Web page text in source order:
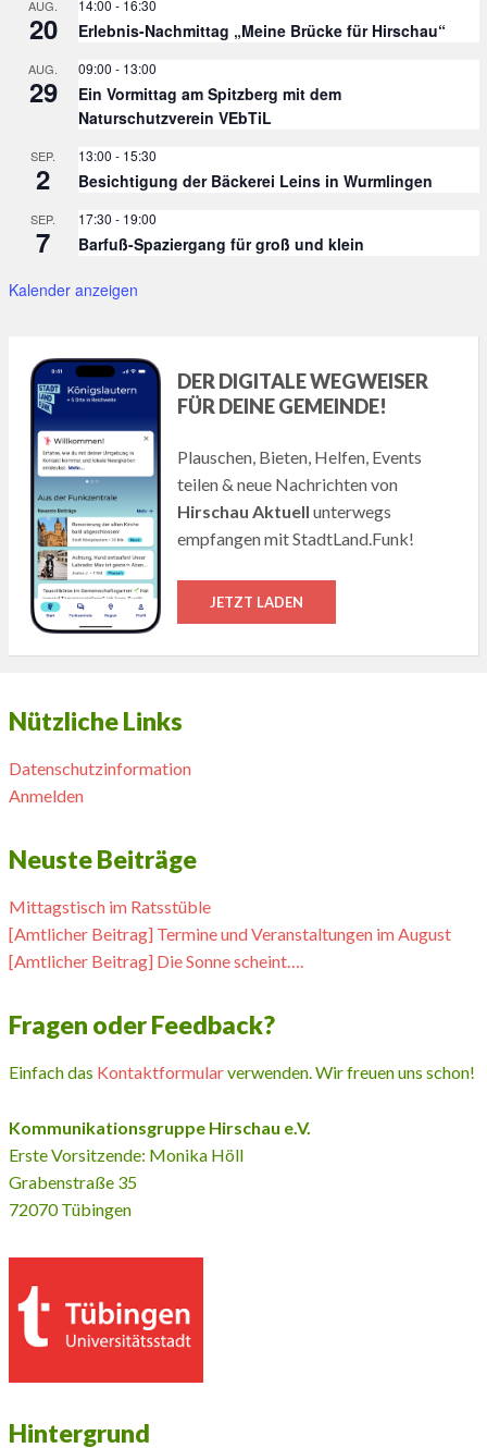
AUG.
20
14:00 - 16:30
Erlebnis-Nachmittag „Meine Brücke für Hirschau“
AUG.
29
09:00 - 13:00
Ein Vormittag am Spitzberg mit dem
Naturschutzverein VEbTiL
SEP.
2
13:00 - 15:30
Besichtigung der Bäckerei Leins in Wurmlingen
SEP.
7
17:30 - 19:00
Barfuß-Spaziergang für groß und klein
Kalender anzeigen
DER DIGITALE WEGWEISER
FÜR DEINE GEMEINDE!
Plauschen, Bieten, Helfen, Events
teilen & neue Nachrichten von
Hirschau Aktuell unterwegs
empfangen mit StadtLand.Funk!
JETZT LADEN
Nützliche Links
Datenschutzinformation
Anmelden
Neuste Beiträge
Mittagstisch im Ratsstüble
[Amtlicher Beitrag] Termine und Veranstaltungen im August
[Amtlicher Beitrag] Die Sonne scheint….
Fragen oder Feedback?
Einfach das Kontaktformularverwenden. Wir freuen uns schon!
Kommunikationsgruppe Hirschau e.V.
Erste Vorsitzende: Monika Höll
Grabenstraße 35
72070 Tübingen
Hintergrund